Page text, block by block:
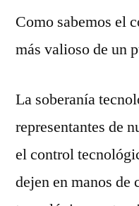
Como sabemos el
más valioso de un
La soberanía
representantes de
el control
dejen en manos de